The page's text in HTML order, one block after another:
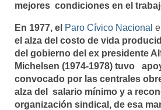
mejores condiciones en el
En 1977, el Paro Cívico Nacional
el alza del costo de vida
del gobierno del ex presidente
Michelsen (1974-1978) tuvo
convocado por las centrales
alza del salario mínimo y a
organización sindical, de esa